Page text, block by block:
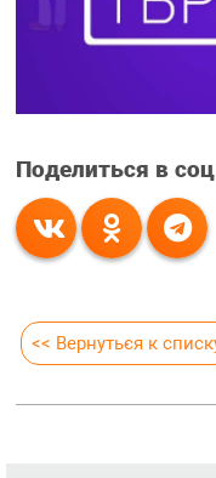
Поделиться в
<< Вернуться к